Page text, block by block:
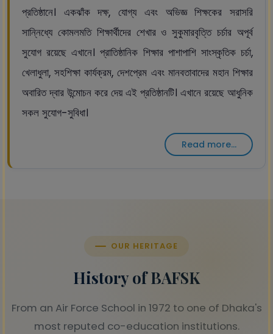
প্রতিষ্ঠানে। একঝাঁক দক্ষ, যোগ্য এবং অভিজ্ঞ শিক্ষকের সরাসরি
সান্নিধ্যে কোমলমতি শিক্ষার্থীদের শেখার ও সুকুমারবৃত্তি চর্চার অপূর্ব
সুযোগ রয়েছে এখানে। প্রাতিষ্ঠানিক শিক্ষার পাশাপাশি সাংস্কৃতিক চর্চা,
খেলাধুলা, সহশিক্ষা কার্যক্রম, দেশপ্রেম এবং মানবতাবাদের মহান শিক্ষার
অবারিত দ্বার উন্মোচন করে দেয় এই প্রতিষ্ঠানটি। এখানে রয়েছে আধুনিক
সকল সুযোগ-সুবিধা।
Read more...
OUR HERITAGE
History of BAFSK
From an Air Force School in 1972 to one of Dhaka's
most reputed co-education institutions.